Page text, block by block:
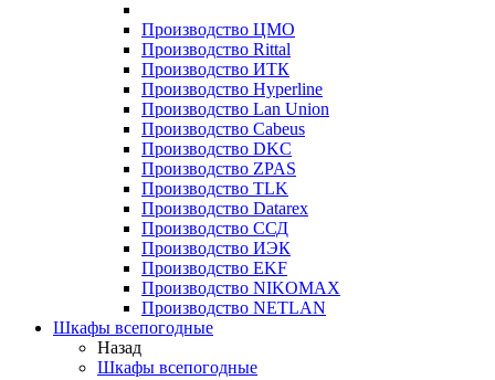
Производство ЦМО
Производство Rittal
Производство ИТК
Производство Hyperline
Производство Lan Union
Производство Cabeus
Производство DKC
Производство ZPAS
Производство TLK
Производство Datarex
Производство ССД
Производство ИЭК
Производство EKF
Производство NIKOMAX
Производство NETLAN
Шкафы всепогодные
Назад
Шкафы всепогодные